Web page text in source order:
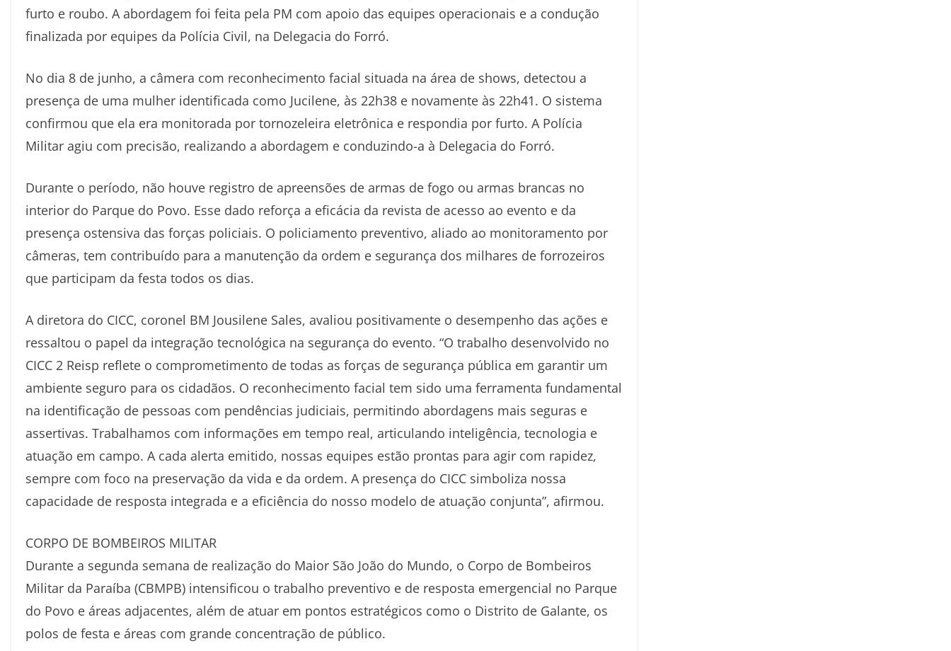
furto e roubo. A abordagem foi feita pela PM com apoio das equipes operacionais e a condução
finalizada por equipes da Polícia Civil, na Delegacia do Forró.
No dia 8 de junho, a câmera com reconhecimento facial situada na área de shows, detectou a
presença de uma mulher identificada como Jucilene, às 22h38 e novamente às 22h41. O sistema
confirmou que ela era monitorada por tornozeleira eletrônica e respondia por furto. A Polícia
Militar agiu com precisão, realizando a abordagem e conduzindo-a à Delegacia do Forró.
Durante o período, não houve registro de apreensões de armas de fogo ou armas brancas no
interior do Parque do Povo. Esse dado reforça a eficácia da revista de acesso ao evento e da
presença ostensiva das forças policiais. O policiamento preventivo, aliado ao monitoramento por
câmeras, tem contribuído para a manutenção da ordem e segurança dos milhares de forrozeiros
que participam da festa todos os dias.
A diretora do CICC, coronel BM Jousilene Sales, avaliou positivamente o desempenho das ações e
ressaltou o papel da integração tecnológica na segurança do evento. “O trabalho desenvolvido no
CICC 2 Reisp reflete o comprometimento de todas as forças de segurança pública em garantir um
ambiente seguro para os cidadãos. O reconhecimento facial tem sido uma ferramenta fundamental
na identificação de pessoas com pendências judiciais, permitindo abordagens mais seguras e
assertivas. Trabalhamos com informações em tempo real, articulando inteligência, tecnologia e
atuação em campo. A cada alerta emitido, nossas equipes estão prontas para agir com rapidez,
sempre com foco na preservação da vida e da ordem. A presença do CICC simboliza nossa
capacidade de resposta integrada e a eficiência do nosso modelo de atuação conjunta”, afirmou.
CORPO DE BOMBEIROS MILITAR
Durante a segunda semana de realização do Maior São João do Mundo, o Corpo de Bombeiros
Militar da Paraíba (CBMPB) intensificou o trabalho preventivo e de resposta emergencial no Parque
do Povo e áreas adjacentes, além de atuar em pontos estratégicos como o Distrito de Galante, os
polos de festa e áreas com grande concentração de público.